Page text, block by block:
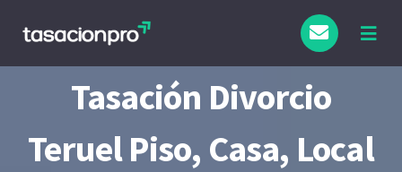
contenido
Tasación Divorcio
Teruel Piso, Casa, Local